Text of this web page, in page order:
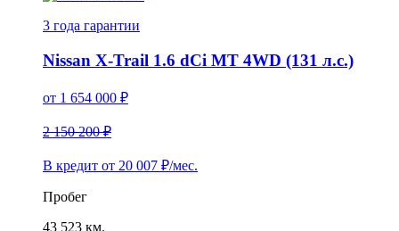
3 года гарантии
Nissan X-Trail 1.6 dCi MT 4WD (131 л.с.)
от 1 654 000 ₽
2 150 200 ₽
В кредит от 20 007 ₽/мес.
Пробег
43 523 км.